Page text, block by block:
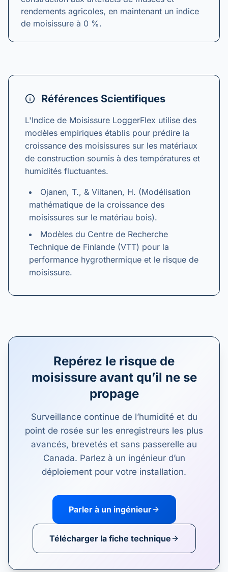
rendements agricoles, en maintenant un indice
de moisissure à 0 %.
Références Scientifiques
L'Indice de Moisissure LoggerFlex utilise des
modèles empiriques établis pour prédire la
croissance des moisissures sur les matériaux
de construction soumis à des températures et
humidités fluctuantes.
Ojanen, T., & Viitanen, H. (Modélisation
mathématique de la croissance des
moisissures sur le matériau bois).
Modèles du Centre de Recherche
Technique de Finlande (VTT) pour la
performance hygrothermique et le risque de
moisissure.
Repérez le risque de
moisissure avant qu’il ne se
propage
Surveillance continue de l’humidité et du
point de rosée sur les enregistreurs les plus
avancés, brevetés et sans passerelle au
Canada. Parlez à un ingénieur d’un
déploiement pour votre installation.
Parler à un ingénieur
Télécharger la fiche technique